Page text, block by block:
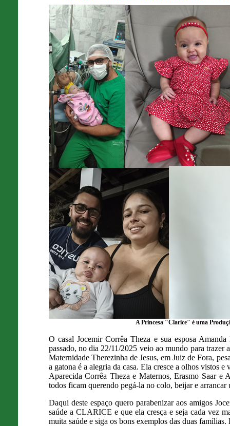
A Princesa "Clarice" é uma
O casal Jocemir Corrêa Theza e sua esposa
passado, no dia 22/11/2025 veio ao mundo para
Maternidade Therezinha de Jesus, em Juiz de Fora,
a gatona é a alegria da casa. Ela cresce a olhos vistos
Aparecida Corrêa Theza e Maternos, Erasmo Saar e
todos ficam querendo pegá-la no colo, beijar e arrancar
Daqui deste espaço quero parabenizar aos amigos
saúde a CLARICE e que ela cresça e seja cada vez
muita saúde e siga os bons exemplos das duas